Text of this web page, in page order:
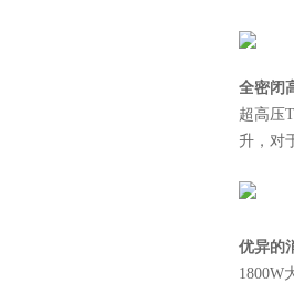
全密闭
超高压
升，对
优异的
1800W